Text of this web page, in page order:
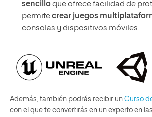
sencilloque ofrece facilidad de
permitecrear juegos
consolas y dispositivos móviles.
Además, también podrás recibir un Curso
con el que te convertirás en un experto en